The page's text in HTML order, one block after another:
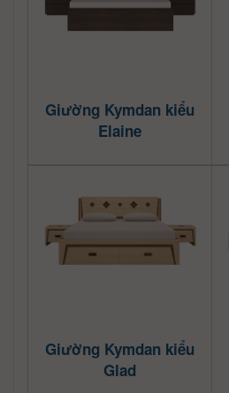
Giường Kymdan kiểu
Elaine
Giường Kymdan kiểu
Glad